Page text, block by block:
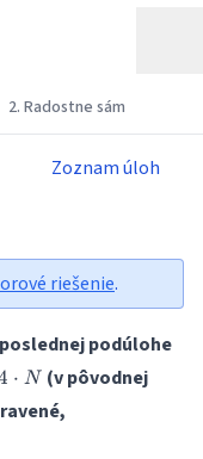
2. Radostne sám
Zoznam úloh
riešenie.
podúlohe
⋅ N (v pôvodnej